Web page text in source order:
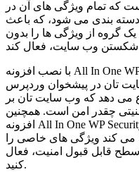
که تمام ویژگی های آن در
بندی می شود، که باعث
گروه از ویژگی ها را بدون
با نصب افزونه All In One WP Security & Firewall می توانید یک
تان در پیشخوان وردپرس
می دهد که وب سایت تان بر
چقدر امن است. همچنین
افزونه All In One WP Security & Firewall با یک ویجت پیشخوان
کند ویژگی های خاصی را
قابل قبول امنیت، فعال
کنید.